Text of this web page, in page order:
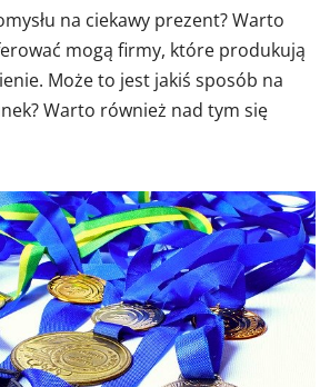
na ciekawy prezent? Warto
mogą firmy, które produkują
Może to jest jakiś sposób na
Warto również nad tym się